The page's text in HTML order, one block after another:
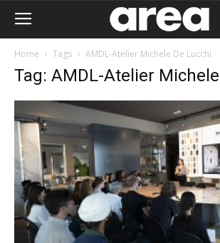
Home Tags AMDL-Atelier Michele De Lucchi
Tag: AMDL-Atelier